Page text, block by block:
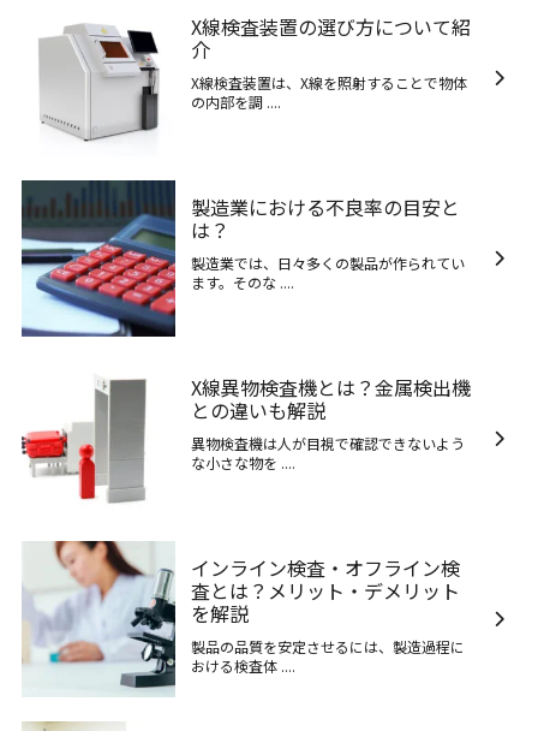
X線検査装置の選び方について紹
介
X線検査装置は、X線を照射することで物体
の内部を調 ....
製造業における不良率の目安と
は？
製造業では、日々多くの製品が作られてい
ます。そのな ....
X線異物検査機とは？金属検出機
との違いも解説
異物検査機は人が目視で確認できないよう
な小さな物を ....
インライン検査・オフライン検
査とは？メリット・デメリット
を解説
製品の品質を安定させるには、製造過程に
おける検査体 ....